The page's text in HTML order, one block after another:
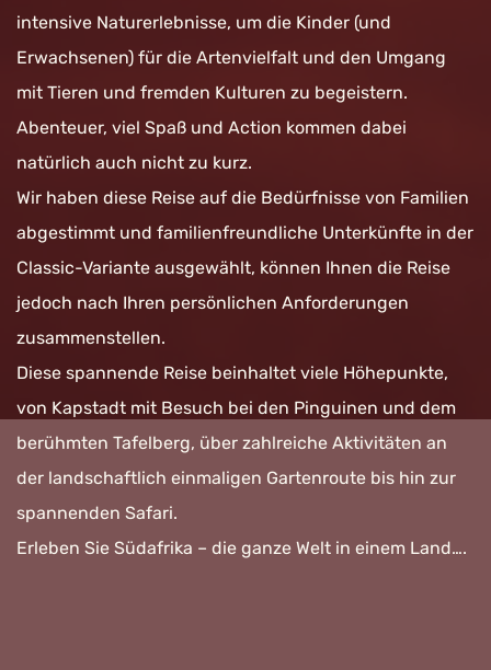
intensive Naturerlebnisse, um die Kinder (und
Erwachsenen) für die Artenvielfalt und den Umgang
mit Tieren und fremden Kulturen zu begeistern.
Abenteuer, viel Spaß und Action kommen dabei
natürlich auch nicht zu kurz.
Wir haben diese Reise auf die Bedürfnisse von Familien
abgestimmt und familienfreundliche Unterkünfte in der
Classic-Variante ausgewählt, können Ihnen die Reise
jedoch nach Ihren persönlichen Anforderungen
zusammenstellen.
Diese spannende Reise beinhaltet viele Höhepunkte,
von Kapstadt mit Besuch bei den Pinguinen und dem
berühmten Tafelberg, über zahlreiche Aktivitäten an
der landschaftlich einmaligen Gartenroute bis hin zur
spannenden Safari.
Erleben Sie Südafrika – die ganze Welt in einem Land….